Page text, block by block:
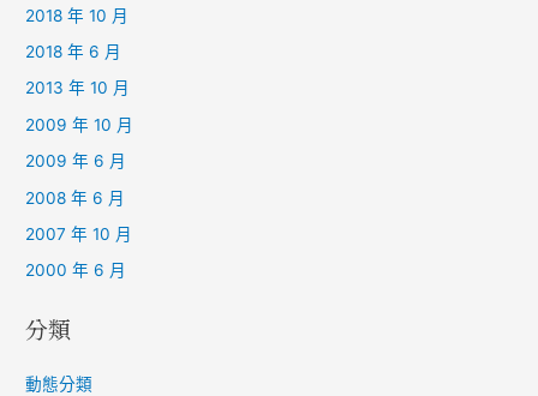
2018 年 10 月
2018 年 6 月
2013 年 10 月
2009 年 10 月
2009 年 6 月
2008 年 6 月
2007 年 10 月
2000 年 6 月
分類
動態分類